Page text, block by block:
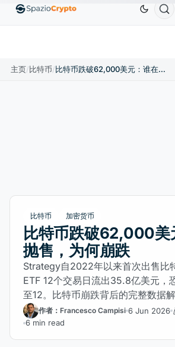
EthereumETHUS$1,880.58 Tether USDT
主页/比特币/ 比特币跌破62,000美元：谁在抛售，为何崩跌
比特币 加密货币
比特币跌破62,000美
抛售，为何崩跌
Strategy自2022年以来首次出售比
ETF 12个交易日流出35.8亿美元，
至12。比特币崩跌背后的完整数据解
作者：Francesco Campisi 6 Jun 2026
6 min read